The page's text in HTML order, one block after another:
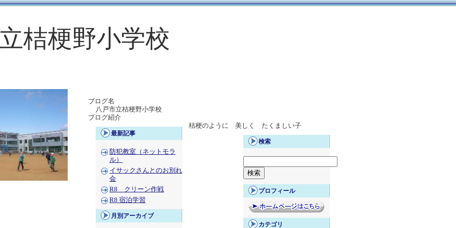
桔梗野小学校
ブログ名
八戸市立桔梗野小学校
ブログ紹介
桔梗のように 美しく たくましい子
最新記事
防犯教室（ネットモラ
ル）
イサックさんとのお別れ
会
R8 クリーン作戦
R8 宿泊学習
月別アーカイブ
検索
プロフィール
カテゴリ